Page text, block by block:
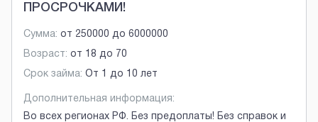
ПРОСРОЧКАМИ!
Сумма: от 250000 до 6000000
Возраст: от 18 до 70
Срок займа: От 1 до 10 лет
Дополнительная информация:
Во всех регионах РФ. Без предоплаты! Без справок и